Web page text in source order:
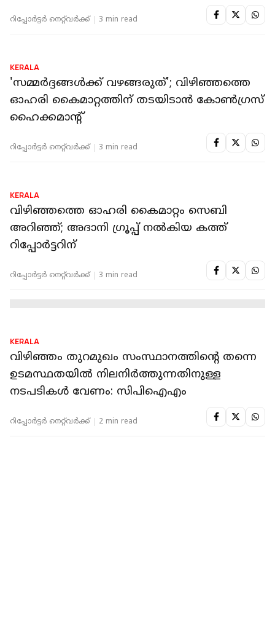
മുന്നോട്ടു പോകൂ: ഓഹരി കൈമാറ്റത്തിൻ്റെ
കൂടുതൽ വിശദാംശങ്ങൾ കൈമാറി അദാനി
ഗ്രൂപ്പ്
റിപ്പോർട്ടർ നെറ്റ്‌വര്‍ക്ക്‌ 3 min read
KERALA
'സമ്മര്‍ദ്ദങ്ങള്‍ക്ക് വഴങ്ങരുത്'; വിഴിഞ്ഞത്തെ
ഓഹരി കൈമാറ്റത്തിന് തടയിടാന്‍ കോണ്‍ഗ്രസ്